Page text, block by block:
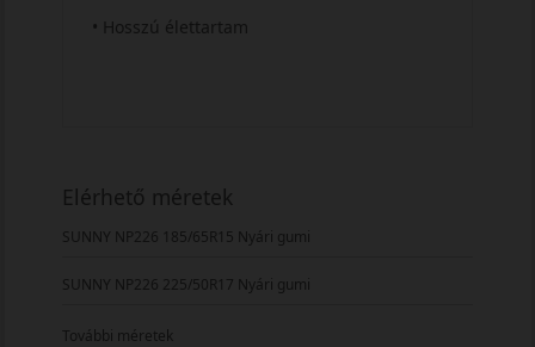
• Hosszú élettartam
Elérhető méretek
SUNNY NP226 185/65R15 Nyári gumi
SUNNY NP226 225/50R17 Nyári gumi
További méretek